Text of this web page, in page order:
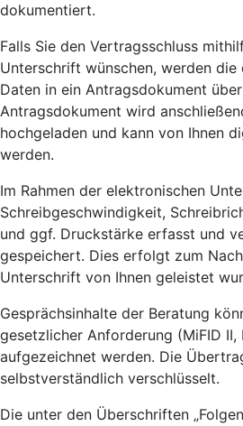
dokumentiert.
Falls Sie den Vertragsschluss
Unterschrift wünschen, werden
Daten in ein Antragsdokument
Antragsdokument wird
hochgeladen und kann von Ihnen
werden.
Im Rahmen der elektronischen
Schreibgeschwindigkeit,
und ggf. Druckstärke erfasst und
gespeichert. Dies erfolgt zum
Unterschrift von Ihnen geleistet
Gesprächsinhalte der Beratung
gesetzlicher Anforderung (MiFID II,
aufgezeichnet werden. Die
selbstverständlich verschlüsselt.
Die unter den Überschriften